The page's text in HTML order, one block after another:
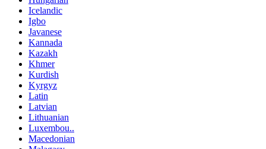
Icelandic
Igbo
Javanese
Kannada
Kazakh
Khmer
Kurdish
Kyrgyz
Latin
Latvian
Lithuanian
Luxembou..
Macedonian